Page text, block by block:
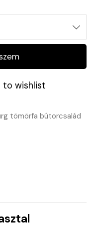
to wishlist
tömörfa bútorcsalád